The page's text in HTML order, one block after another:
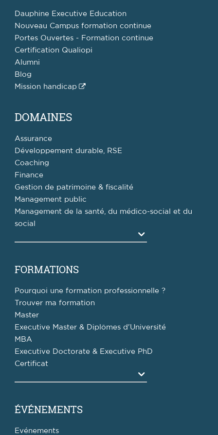
Dauphine Executive Education
Nouveau Campus formation continue
Portes Ouvertes - Formation continue
Certification Qualiopi
Alumni
Blog
Mission handicap
DOMAINES
Assurance
Développement durable, RSE
Coaching
Finance
Gestion de patrimoine & fiscalité
Management public
Management de la santé, du médico-social et du
social
Agrandir
FORMATIONS
Pourquoi une formation professionnelle ?
Trouver ma formation
Master
Executive Master & Diplômes d'Université
MBA
Executive Doctorate & Executive PhD
Certificat
Agrandir
ÉVÉNEMENTS
Evénements